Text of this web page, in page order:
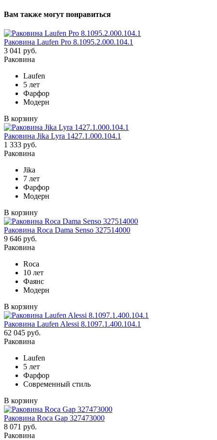
Вам также могут понравиться
Раковина Laufen Pro 8.1095.2.000.104.1
3 041 руб.
Раковина
Laufen
5 лет
Фарфор
Модерн
В корзину
Раковина Jika Lyra 1427.1.000.104.1
1 333 руб.
Раковина
Jika
7 лет
Фарфор
Модерн
В корзину
Раковина Roca Dama Senso 327514000
9 646 руб.
Раковина
Roca
10 лет
Фаянс
Модерн
В корзину
Раковина Laufen Alessi 8.1097.1.400.104.1
62 045 руб.
Раковина
Laufen
5 лет
Фарфор
Современный стиль
В корзину
Раковина Roca Gap 327473000
8 071 руб.
Раковина